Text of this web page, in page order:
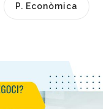
P. Econòmica